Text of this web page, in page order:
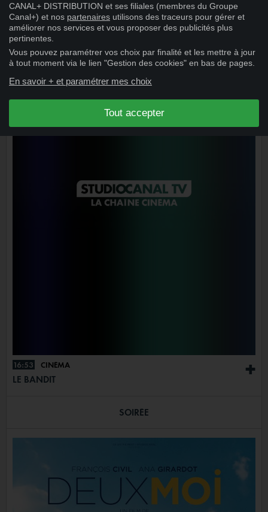
RUE BARBARE
+
16:53 CINÉMA
LE BANDIT
SOIRÉE
CANAL+ DISTRIBUTION et ses filiales (membres du Groupe
Canal+) et nos partenaires utilisons des traceurs pour gérer et
améliorer nos services et vous proposer des publicités plus
pertinentes.
Vous pouvez paramétrer vos choix par finalité et les mettre à jour
à tout moment via le lien "Gestion des cookies" en bas de pages.
En savoir + et paramétrer mes choix
Tout accepter